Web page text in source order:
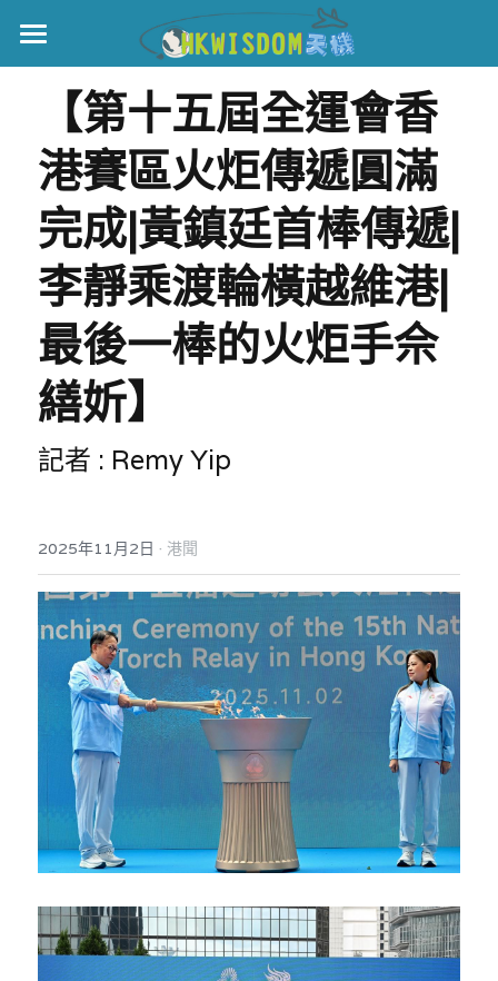
主頁
世界盃
伊美戰爭
黎智英案
正本清源•黎智英案
美西媒體謊言實錄
宏福火災
宏福‧革新
宏福苑聽證會
港聞
中國
反華推手你要知
反華推手懶人包
民主派騙案十式
反華推手起底
美西霸凌內幕
美西極權主義
真相直擊
極端暴恐實錄
KOL 專欄
林淑芳專欄
屈穎妍專欄
朱庭萱專欄
莫綺琪專欄
黃萬成專欄
招國偉專欄
高松傑專欄
絕密法庭檔案
醫院口岸爆炸案
屠龍小隊案
黎智英案審訊
支聯會案
35+顛覆案
生活
吃喝玩指南
休閒好介紹
親子
花生仔漫畫週記
關於我們
人才招聘
投稿熱線
商戶合作
支持讚助
搜索
繁體中文
繁體中文
English
【第十五屆全運會香
港賽區火炬傳遞圓滿
完成|黃鎮廷首棒傳遞|
李靜乘渡輪橫越維港|
最後一棒的火炬手佘
繕妡】
記者 : Remy Yip
2025年11月2日 · 港聞